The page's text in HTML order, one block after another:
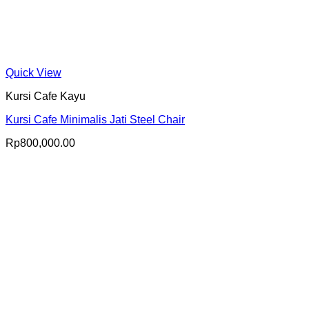
Quick View
Kursi Cafe Kayu
Kursi Cafe Minimalis Jati Steel Chair
Rp800,000.00